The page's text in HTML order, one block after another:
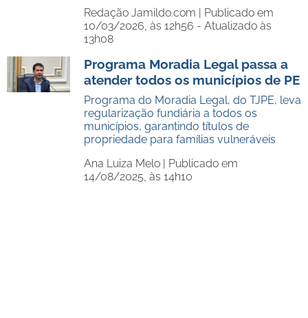
Redação Jamildo.com | Publicado em
10/03/2026, às 12h56 - Atualizado às
13h08
Programa Moradia Legal passa a
atender todos os municípios de PE
Programa do Moradia Legal, do TJPE, leva
regularização fundiária a todos os
municípios, garantindo títulos de
propriedade para famílias vulneráveis
Ana Luiza Melo | Publicado em
14/08/2025, às 14h10